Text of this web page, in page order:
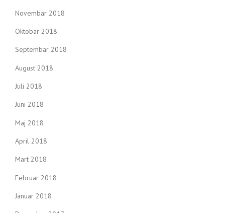
Novembar 2018
Oktobar 2018
Septembar 2018
August 2018
Juli 2018
Juni 2018
Maj 2018
April 2018
Mart 2018
Februar 2018
Januar 2018